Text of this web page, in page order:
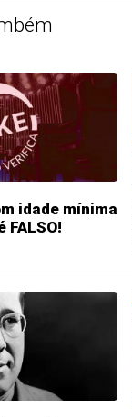
idade mínima
FALSO!